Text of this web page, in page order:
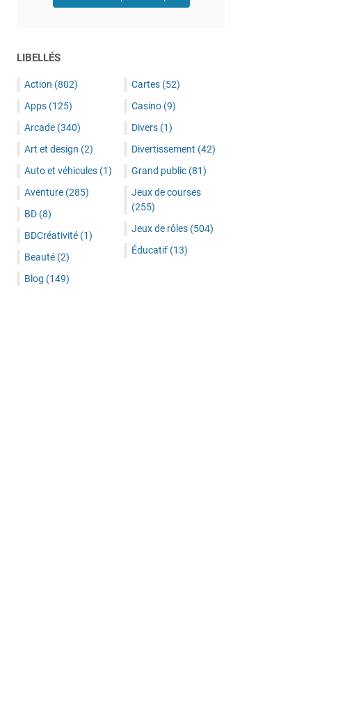
LIBELLÉS
Action (802)
Apps (125)
Arcade (340)
Art et design (2)
Auto et véhicules (1)
Aventure (285)
BD (8)
BDCréativité (1)
Beauté (2)
Blog (149)
Cartes (52)
Casino (9)
Divers (1)
Divertissement (42)
Grand public (81)
Jeux de courses
(255)
Jeux de rôles (504)
Éducatif (13)